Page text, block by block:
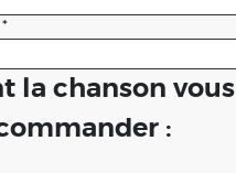
la chanson vous
: